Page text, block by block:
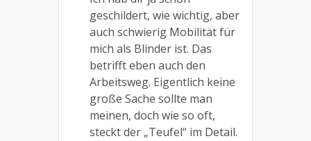
geschildert, wie wichtig, aber
auch schwierig Mobilität für
mich als Blinder ist. Das
betrifft eben auch den
Arbeitsweg. Eigentlich keine
große Sache sollte man
meinen, doch wie so oft,
steckt der „Teufel“ im Detail.